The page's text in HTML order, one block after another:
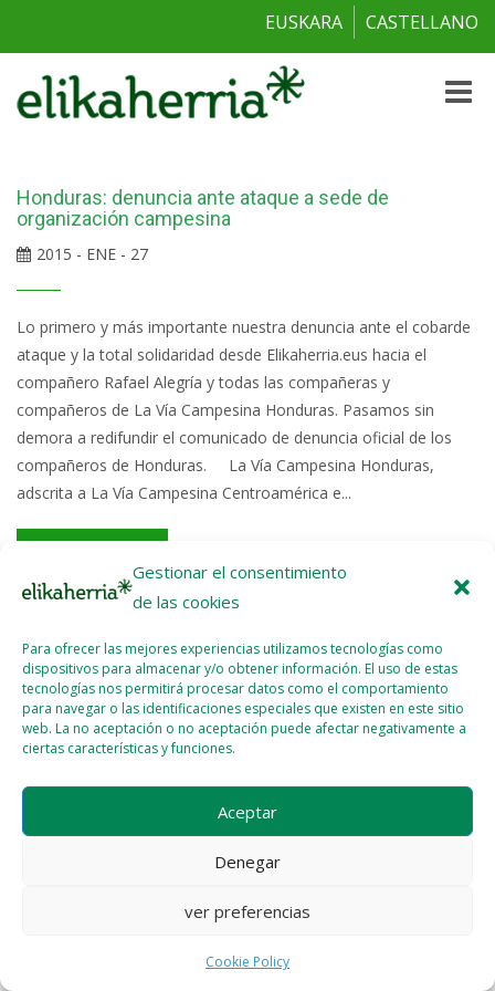
Gestionar el consentimiento
de las cookies
Para ofrecer las mejores experiencias utilizamos tecnologías como
dispositivos para almacenar y/o obtener información. El uso de estas
tecnologías nos permitirá procesar datos como el comportamiento
para navegar o las identificaciones especiales que existen en este sitio
web. La no aceptación o no aceptación puede afectar negativamente a
ciertas características y funciones.
Aceptar
Denegar
ver preferencias
Cookie Policy
EUSKARA CASTELLANO
Toggle
Honduras: denuncia ante ataque a sede de
organización campesina
2015 - ENE - 27
Lo primero y más importante nuestra denuncia ante el cobarde
ataque y la total solidaridad desde Elikaherria.eus hacia el
compañero Rafael Alegría y todas las compañeras y
compañeros de La Vía Campesina Honduras. Pasamos sin
demora a redifundir el comunicado de denuncia oficial de los
compañeros de Honduras. La Vía Campesina Honduras,
adscrita a La Vía Campesina Centroamérica e...
Licencia del contenido Cookie Policy (EU)